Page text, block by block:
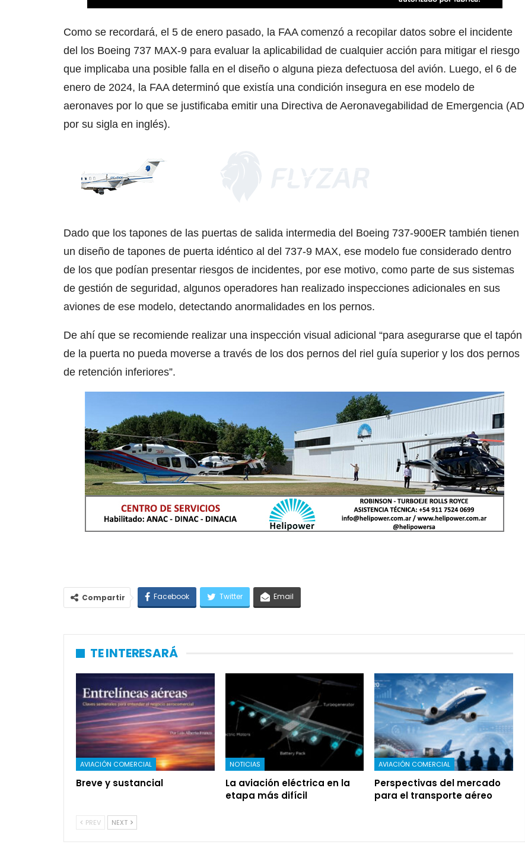
Como se recordará, el 5 de enero pasado, la FAA comenzó a recopilar datos sobre el incidente
del los Boeing 737 MAX-9 para evaluar la aplicabilidad de cualquier acción para mitigar el riesgo
que implicaba una posible falla en el diseño o alguna pieza defectuosa del avión. Luego, el 6 de
enero de 2024, la FAA determinó que existía una condición insegura en ese modelo de
aeronaves por lo que se justificaba emitir una Directiva de Aeronavegabilidad de Emergencia (AD
por su sigla en inglés).
Dado que los tapones de las puertas de salida intermedia del Boeing 737-900ER también tienen
un diseño de tapones de puerta idéntico al del 737-9 MAX, ese modelo fue considerado dentro
de los que podían presentar riesgos de incidentes, por ese motivo, como parte de sus sistemas
de gestión de seguridad, algunos operadores han realizado inspecciones adicionales en sus
aviones de ese modelo, detectando anormalidades en los pernos.
De ahí que se recomiende realizar una inspección visual adicional “para asegurarse que el tapón
de la puerta no pueda moverse a través de los dos pernos del riel guía superior y los dos pernos
de retención inferiores”.
Compartir Facebook Twitter Email
TE INTERESARÁ
AVIACIÓN COMERCIAL
Breve y sustancial
NOTICIAS
La aviación eléctrica en la
etapa más difícil
AVIACIÓN COMERCIAL
Perspectivas del mercado
para el transporte aéreo
PREV NEXT